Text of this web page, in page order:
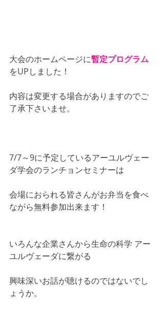
大会のホームページに暫定プログラム
をUPしました！
内容は変更する場合がありますのでご
了承下さいませ。
7/7～9に予定しているアーユルヴェー
ダ学会のランチョンセミナーは
会場におられる皆さんがお弁当を食べ
ながら無料参加出来ます！
いろんな企業さんから生命の科学 アー
ユルヴェーダに繋がる
興味深いお話が聴けるのではないでし
ょうか。